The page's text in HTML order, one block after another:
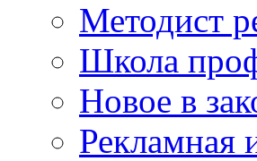
Методист
Школа
Новое в
Рекламная